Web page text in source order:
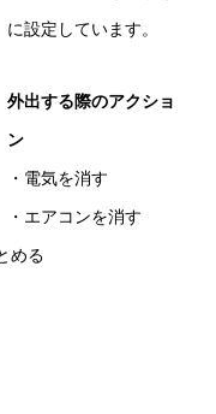
に設定しています。
外出する際のアクショ
ン
・電気を消す
・エアコンを消す
める